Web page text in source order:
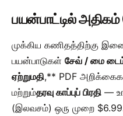
பயன்பாட்டில்
முக்கிய கணிதத்திற்கு
பயன்பாடுகள் சேவ் / மை
ஏற்றுமதி,** PDF
மற்றும்தரவு காப்புப் பிரதி —
(இலவசம்) ஒரு முறை